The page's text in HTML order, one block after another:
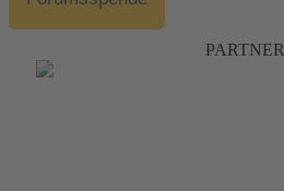
PARTNER